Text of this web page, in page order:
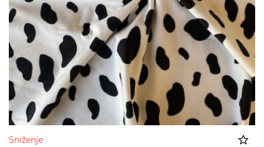
Sniženje